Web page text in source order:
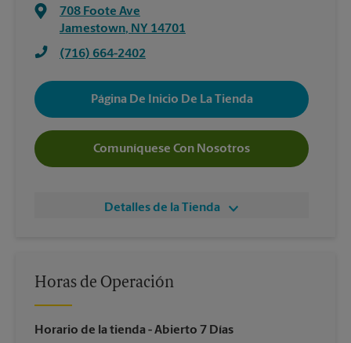
708 Foote Ave
Jamestown, NY 14701
(716) 664-2402
Página De Inicio De La Tienda
Comuníquese Con Nosotros
Detalles de la Tienda
Horas de Operación
Horario de la tienda - Abierto 7 Días